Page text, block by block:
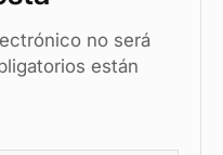
no será
están